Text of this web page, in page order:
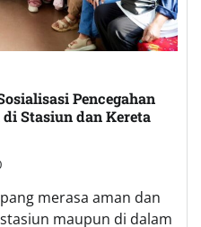
Pencegahan
Stasiun dan Kereta
merasa aman dan
maupun di dalam